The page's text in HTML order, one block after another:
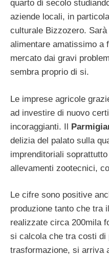
quarto di secolo
aziende locali, in
culturale Bizzozero.
alimentare amatissimo a
mercato dai gravi
sembra proprio di si.
Le imprese agricole
ad investire di nuovo
incoraggianti. Il
delizia del palato sulla
imprenditoriali
allevamenti zootecnici,
Le cifre sono positive
produzione tanto che tra
realizzate circa 200mila
si calcola che tra costi di
trasformazione, si arriva